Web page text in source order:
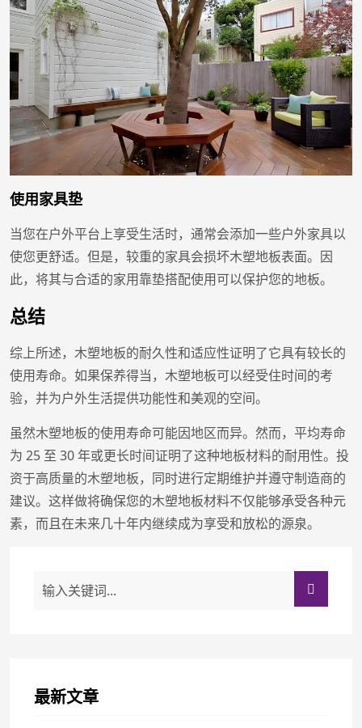
使用家具垫
当您在户外平台上享受生活时，通常会添加一些户外家具以
使您更舒适。但是，较重的家具会损坏木塑地板表面。因
此，将其与合适的家用靠垫搭配使用可以保护您的地板。
总结
综上所述，木塑地板的耐久性和适应性证明了它具有较长的
使用寿命。如果保养得当，木塑地板可以经受住时间的考
验，并为户外生活提供功能性和美观的空间。
虽然木塑地板的使用寿命可能因地区而异。然而，平均寿命
为 25 至 30 年或更长时间证明了这种地板材料的耐用性。投
资于高质量的木塑地板，同时进行定期维护并遵守制造商的
建议。这样做将确保您的木塑地板材料不仅能够承受各种元
素，而且在未来几十年内继续成为享受和放松的源泉。
最新文章